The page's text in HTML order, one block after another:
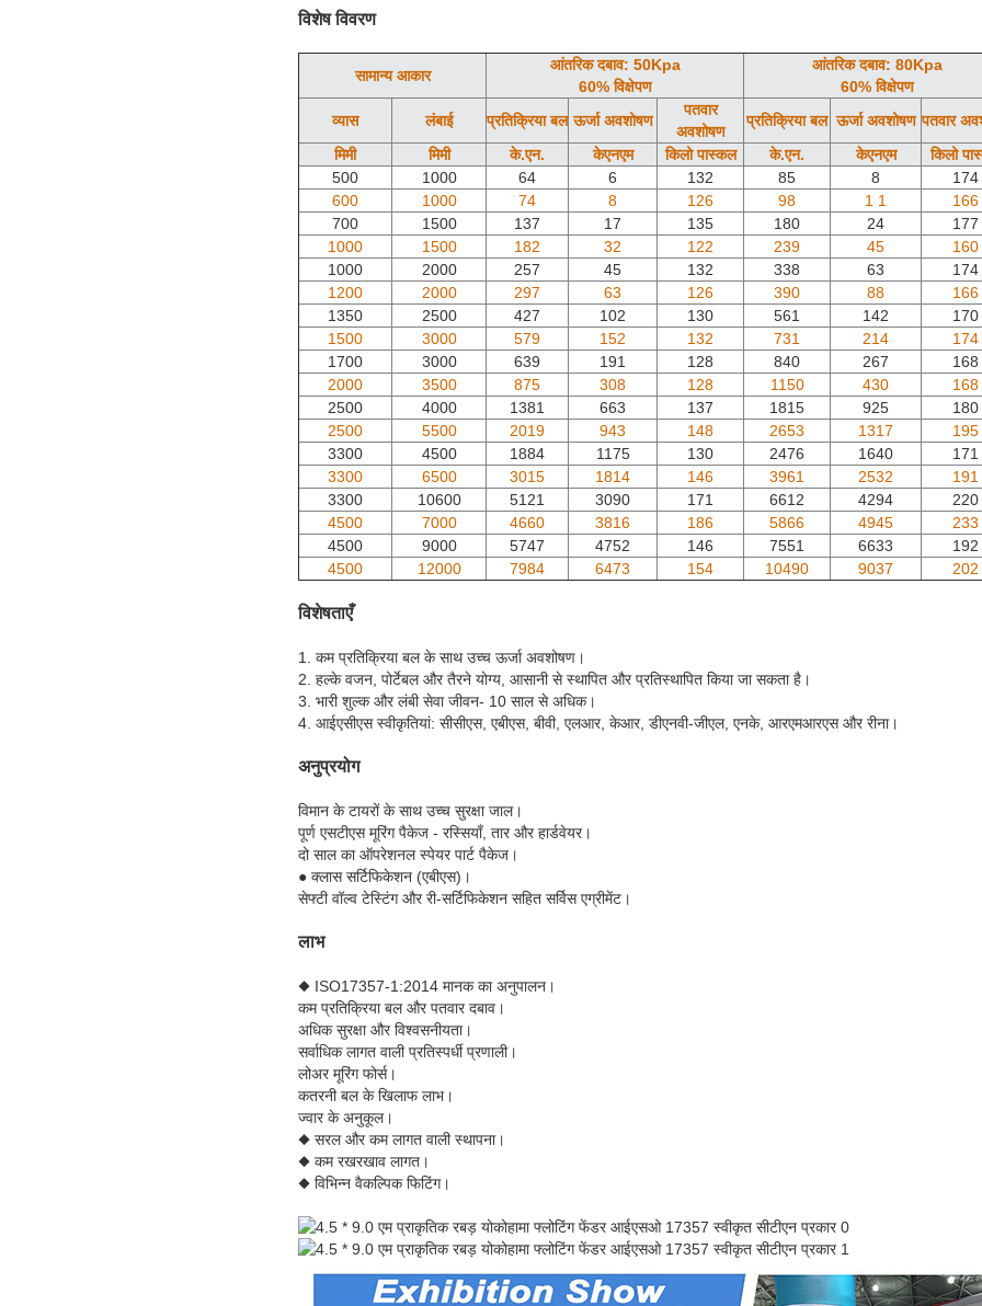
विशेष विवरण
सामान्य आकार
आंतरिक दबाव: 50Kpa
60% विक्षेपण
आंतरिक दबाव: 80Kpa
60% विक्षेपण
व्यास
लंबाई प्रतिक्रिया बल ऊर्जा अवशोषण
पतवार
अवशोषण
प्रतिक्रिया बल ऊर्जा अवशोषण पतवार
मिमी
मिमी के.एन. केएनएम किलो पास्कल के.एन. केएनएम
किलो
500
1000 64 6 132 85 8
174
600
1000 74 8 126 98 1 1
166
700
1500 137 17 135 180 24
177
1000
1500 182 32 122 239 45
160
1000
2000 257 45 132 338 63
174
1200
2000 297 63 126 390 88
166
1350
2500 427 102 130 561 142
170
1500
3000 579 152 132 731 214
174
1700
3000 639 191 128 840 267
168
2000
3500 875 308 128 1150 430
168
2500
4000 1381 663 137 1815 925
180
2500
5500 2019 943 148 2653 1317
195
3300
4500 1884 1175 130 2476 1640
171
3300
6500 3015 1814 146 3961 2532
191
3300
10600 5121 3090 171 6612 4294
220
4500
7000 4660 3816 186 5866 4945
233
4500
9000 5747 4752 146 7551 6633
192
4500
12000 7984 6473 154 10490 9037 202
विशेषताएँ
1. कम प्रतिक्रिया बल के साथ उच्च ऊर्जा अवशोषण।
2. हल्के वजन, पोर्टेबल और तैरने योग्य, आसानी से स्थापित और प्रतिस्थापित किया जा सकता है।
3. भारी शुल्क और लंबी सेवा जीवन- 10 साल से अधिक।
4. आईएसीएस स्वीकृतियां: सीसीएस, एबीएस, बीवी, एलआर, केआर, डीएनवी-जीएल, एनके, आरएमआरएस और रीना।
अनुप्रयोग
विमान के टायरों के साथ उच्च सुरक्षा जाल।
पूर्ण एसटीएस मूरिंग पैकेज - रस्सियाँ, तार और हार्डवेयर।
दो साल का ऑपरेशनल स्पेयर पार्ट पैकेज।
● क्लास सर्टिफिकेशन (एबीएस)।
सेफ्टी वॉल्व टेस्टिंग और री-सर्टिफिकेशन सहित सर्विस एग्रीमेंट।
लाभ
◆ ISO17357-1:2014 मानक का अनुपालन।
कम प्रतिक्रिया बल और पतवार दबाव।
अधिक सुरक्षा और विश्वसनीयता।
सर्वाधिक लागत वाली प्रतिस्पर्धी प्रणाली।
लोअर मूरिंग फोर्स।
कतरनी बल के खिलाफ लाभ।
ज्वार के अनुकूल।
◆ सरल और कम लागत वाली स्थापना।
◆ कम रखरखाव लागत।
◆ विभिन्न वैकल्पिक फिटिंग।